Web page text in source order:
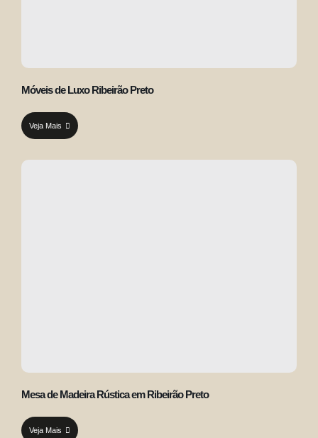
Móveis de Luxo Ribeirão Preto
Veja Mais
Mesa de Madeira Rústica em Ribeirão Preto
Veja Mais